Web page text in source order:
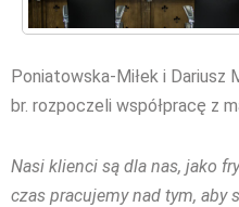
Poniatowska-Miłek i Dariusz
br. rozpoczeli współpracę z
Nasi klienci są dla nas, jako
czas pracujemy nad tym, aby